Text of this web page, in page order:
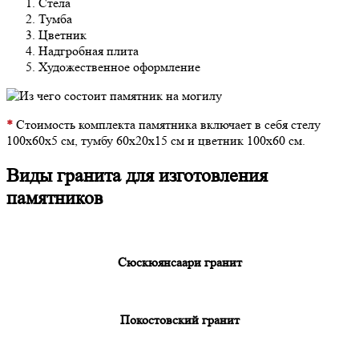
Стела
Тумба
Цветник
Надгробная плита
Художественное оформление
* Стоимость комплекта памятника включает в себя стелу
100х60х5 см, тумбу 60х20х15 см и цветник 100х60 см.
Виды гранита для изготовления
памятников
Сюскюянсаари гранит
Покостовский гранит